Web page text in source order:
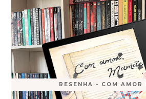
RESENHA - COM AMOR